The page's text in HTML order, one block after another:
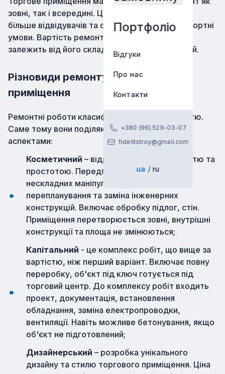
Портфоліо
Відгуки
Про нас
Контакти
+380 (96) 529-03-07
fidelitstroy@gmail.com
ua ru
зовні, так і всередині. Це допоможе залучити
більше відвідувачів та створити для них комфортні
умови. Вартість ремонту магазину в Харкові
залежить від його складності та особливостей.
Різновиди ремонту торгового
приміщення
Ремонтні роботи класифікуються за складністю.
Саме тому вони поділяються за основними
аспектами:
Косметичний – відрізняється бюджетністю та
простотою. Передбачено виконання
нескладних маніпуляцій, не включається
перепланування та заміна інженерних
конструкцій. Включає обробку підлог, стін.
Приміщення перетворюється зовні, внутрішні
конструкції та площа не змінюються;
Капітальний - це комплекс робіт, що вище за
вартістю, ніж перший варіант. Включає повну
переробку, об'єкт під ключ готується під
торговий центр. До комплексу робіт входить
проект, документація, встановлення
обладнання, заміна електропроводки,
вентиляції. Навіть можливе бетонування, якщо
об'єкт не підготовлений;
Дизайнерський – розробка унікального
дизайну та стилю торгового приміщення. Ціна